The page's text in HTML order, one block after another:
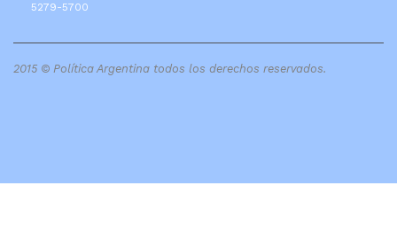
5279-5700
2015 © Política Argentina todos los derechos reservados.